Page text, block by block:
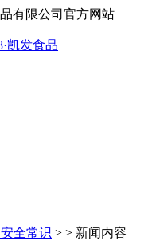
有限公司官方网站
全常识 > > 新闻内容